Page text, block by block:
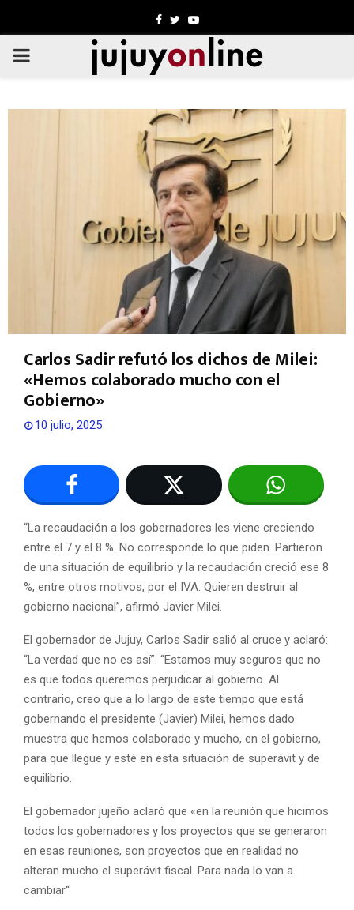
Facebook
TwitterYoutube
PRIMARY
Carlos Sadir refutó los dichos de Milei:
«Hemos colaborado mucho con el
Gobierno»
10 julio, 2025
“La recaudación a los gobernadores les viene creciendo
entre el 7 y el 8 %. No corresponde lo que piden. Partieron
de una situación de equilibrio y la recaudación creció ese 8
%, entre otros motivos, por el IVA. Quieren destruir al
gobierno nacional”, afirmó Javier Milei.
El gobernador de Jujuy, Carlos Sadir salió al cruce y aclaró:
“La verdad que no es así”. “Estamos muy seguros que no
es que todos queremos perjudicar al gobierno. Al
contrario, creo que a lo largo de este tiempo que está
gobernando el presidente (Javier) Milei, hemos dado
muestra que hemos colaborado y mucho, en el gobierno,
para que llegue y esté en esta situación de superávit y de
equilibrio.
El gobernador jujeño aclaró que «en la reunión que hicimos
todos los gobernadores y los proyectos que se generaron
en esas reuniones, son proyectos que en realidad no
alteran mucho el superávit fiscal. Para nada lo van a
cambiar“